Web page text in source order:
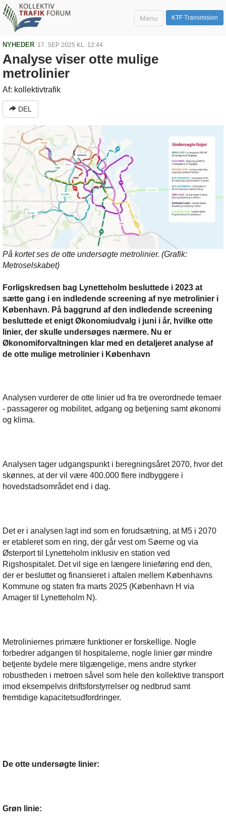
KTF Transmision
Menu
NYHEDER 17. SEP 2025 KL. 12:44
Analyse viser otte mulige
metrolinier
Af: kollektivtrafik
DEL
På kortet ses de otte undersøgte metrolinier. (Grafik:
Metroselskabet)
Forligskredsen bag Lynetteholm besluttede i 2023 at
sætte gang i en indledende screening af nye metrolinier i
København. På baggrund af den indledende screening
besluttede et enigt Økonomiudvalg i juni i år, hvilke otte
linier, der skulle undersøges nærmere. Nu er
Økonomiforvaltningen klar med en detaljeret analyse af
de otte mulige metrolinier i København
Analysen vurderer de otte linier ud fra tre overordnede temaer
- passagerer og mobilitet, adgang og betjening samt økonomi
og klima.
Analysen tager udgangspunkt i beregningsåret 2070, hvor det
skønnes, at der vil være 400.000 flere indbyggere i
hovedstadsområdet end i dag.
Det er i analysen lagt ind som en forudsætning, at M5 i 2070
er etableret som en ring, der går vest om Søerne og via
Østerport til Lynetteholm inklusiv en station ved
Rigshospitalet. Det vil sige en længere linieføring end den,
der er besluttet og finansieret i aftalen mellem Københavns
Kommune og staten fra marts 2025 (København H via
Amager til Lynetteholm N).
Metroliniernes primære funktioner er forskellige. Nogle
forbedrer adgangen til hospitalerne, nogle linier gør mindre
betjente bydele mere tilgængelige, mens andre styrker
robustheden i metroen såvel som hele den kollektive transport
imod eksempelvis driftsforstyrrelser og nedbrud samt
fremtidige kapacitetsudfordringer.
De otte undersøgte linier:
Grøn linie: